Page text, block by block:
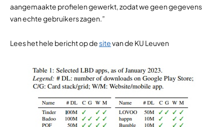
aangemaakte profielen gewerkt, zodat we geen gegevens
van echte gebruikers zagen.”
Lees het hele bericht op de sitevan de KU Leuven